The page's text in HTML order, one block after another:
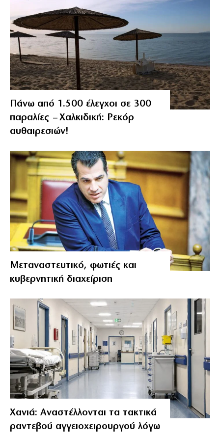
Πάνω από 1.500 έλεγχοι σε 300
παραλίες – Χαλκιδική: Ρεκόρ
αυθαιρεσιών!
Μεταναστευτικό, φωτιές και
κυβερνητική διαχείριση
Χανιά: Αναστέλλονται τα τακτικά
ραντεβού αγγειοχειρουργού λόγω